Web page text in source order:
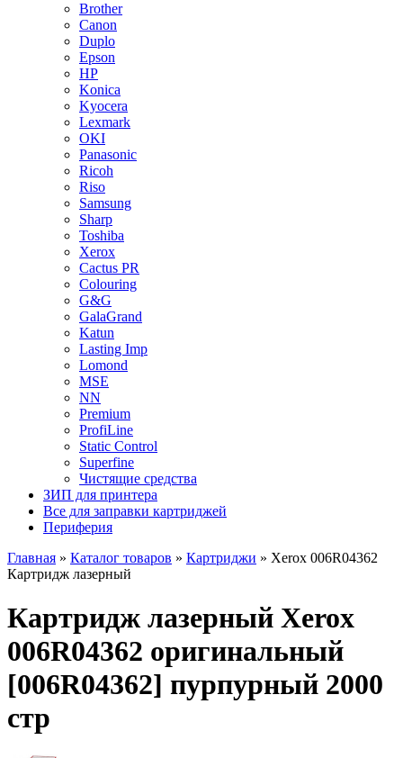
Brother
Canon
Duplo
Epson
HP
Konica
Kyocera
Lexmark
OKI
Panasonic
Ricoh
Riso
Samsung
Sharp
Toshiba
Xerox
Cactus PR
Colouring
G&G
GalaGrand
Katun
Lasting Imp
Lomond
MSE
NN
Premium
ProfiLine
Static Control
Superfine
Чистящие средства
ЗИП для принтера
Все для заправки картриджей
Периферия
Главная » Каталог товаров » Картриджи » Xerox 006R04362
Картридж лазерный
Картридж лазерный Xerox
006R04362 оригинальный
[006R04362] пурпурный 2000
стр